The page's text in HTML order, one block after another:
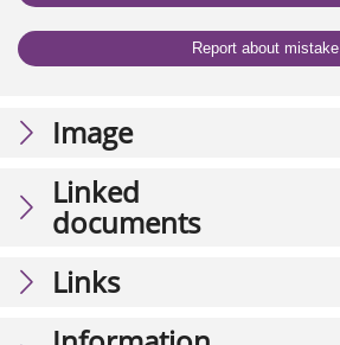
Report about mistake
Image
Linked
documents
Links